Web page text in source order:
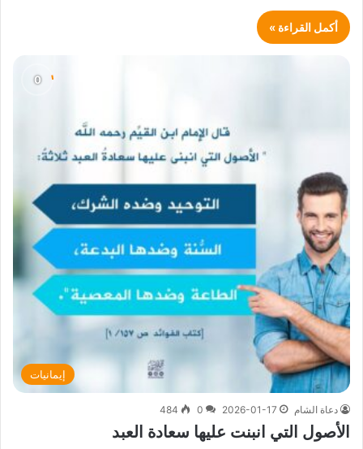
أكمل القراءة »
إيمانيات
دعاة الشام 2026-01-17
0
484
الأصول التي انبنت عليها سعادة العبد